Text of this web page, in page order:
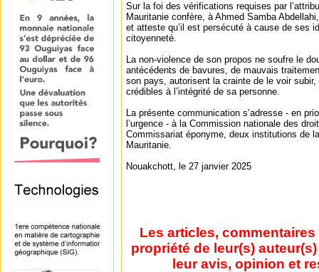
Sur la foi des vérifications requises par
Mauritanie confère, à Ahmed Samba
et atteste qu’il est persécuté à cause de ses
citoyenneté.
La non-violence de son propos ne soufre le
antécédents de bavures, de mauvais
son pays, autorisent la crainte de le voir
crédibles à l’intégrité de sa personne.
La présente communication s’adresse - en
l’urgence - à la Commission nationale des
Commissariat éponyme, deux institutions de
Mauritanie.
Nouakchott, le 27 janvier 2025
Les articles,
propriété de leur(s)
leur avis, opinion et